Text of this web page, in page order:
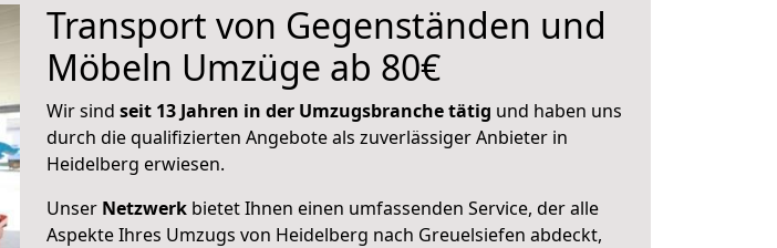
Transport von Gegenständen und
Möbeln Umzüge ab 80€
Wir sind seit 13 Jahren in der Umzugsbranche tätig und haben uns
durch die qualifizierten Angebote als zuverlässiger Anbieter in
Heidelberg erwiesen.
Unser Netzwerk bietet Ihnen einen umfassenden Service, der alle
Aspekte Ihres Umzugs von Heidelberg nach Greuelsiefen abdeckt,